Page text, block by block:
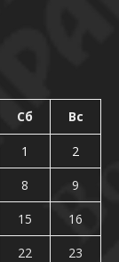
Сб Вс
1
2
8
9
15
16
22
23